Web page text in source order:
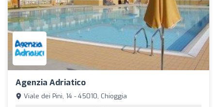
Agenzia Adriatico
Viale dei Pini, 14 - 45010, Chioggia